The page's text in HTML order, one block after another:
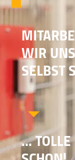
WIR
SELBST
... TOLLE